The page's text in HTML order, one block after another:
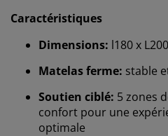
Caractéristiques
Dimensions: l180 x
Matelas ferme: stable
Soutien ciblé: 5 zones
confort pour une
optimale